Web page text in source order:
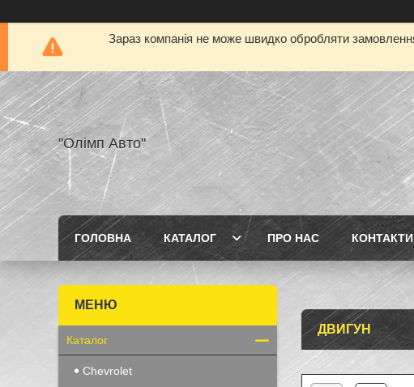
Зараз компанія не може швидко обробляти
"Олімп Авто"
ГОЛОВНА КАТАЛОГ ПРО НАС КОНТАКТИ
ДВИГУН
Каталог
Chevrolet